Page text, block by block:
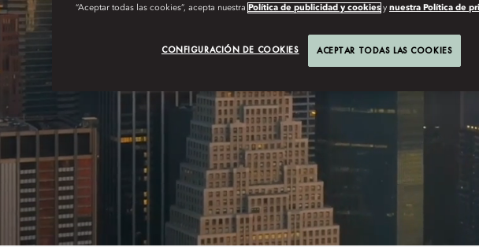
“Aceptar todas las cookies”, acepta nuestra Política de publicidad y cookies y nuestra Política de
CONFIGURACIÓN DE COOKIES ACEPTAR TODAS LAS COOKIES